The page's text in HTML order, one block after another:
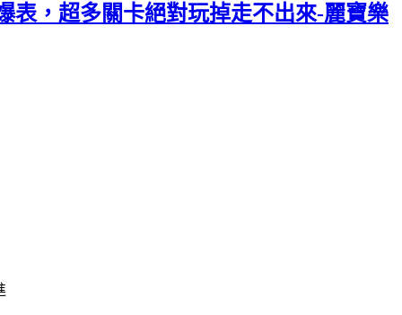
表，超多關卡絕對玩掉走不出來-麗寶樂